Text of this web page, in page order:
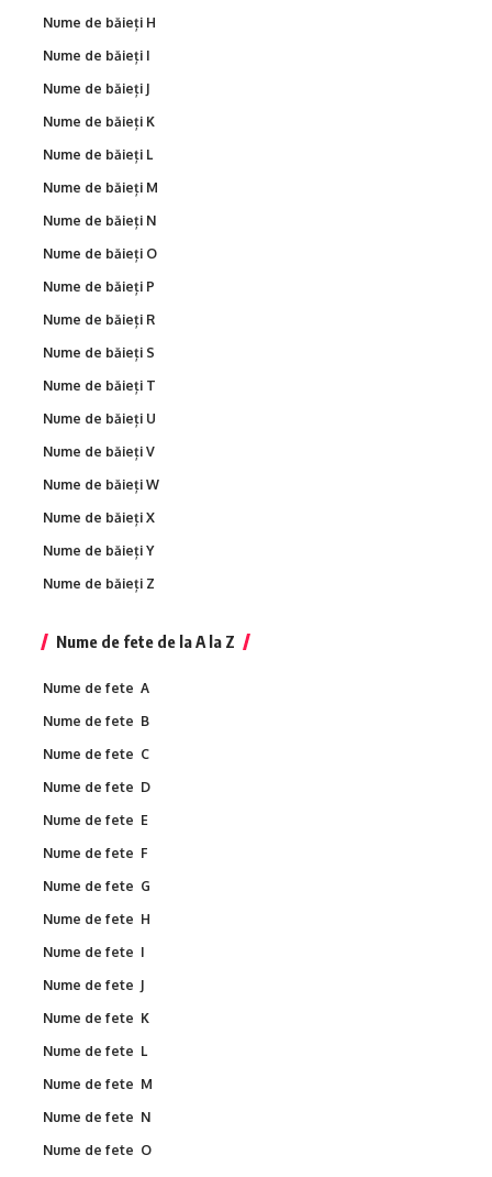
Nume de băieți H
Nume de băieți I
Nume de băieți J
Nume de băieți K
Nume de băieți L
Nume de băieți M
Nume de băieți N
Nume de băieți O
Nume de băieți P
Nume de băieți R
Nume de băieți S
Nume de băieți T
Nume de băieți U
Nume de băieți V
Nume de băieți W
Nume de băieți X
Nume de băieți Y
Nume de băieți Z
Nume de fete de la A la Z
Nume de fete A
Nume de fete B
Nume de fete C
Nume de fete D
Nume de fete E
Nume de fete F
Nume de fete G
Nume de fete H
Nume de fete I
Nume de fete J
Nume de fete K
Nume de fete L
Nume de fete M
Nume de fete N
Nume de fete O